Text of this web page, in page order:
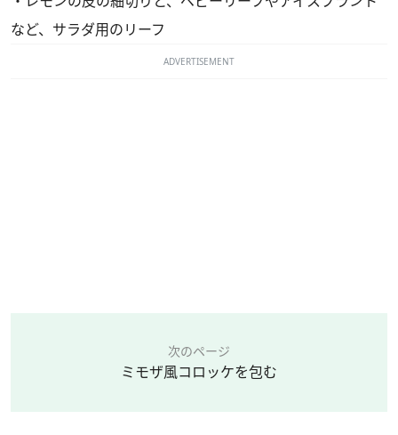
など、サラダ用のリーフ
ADVERTISEMENT
次のページ
ミモザ風コロッケを包む